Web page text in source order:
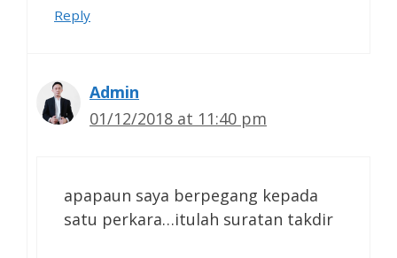
Reply
Admin
01/12/2018 at 11:40 pm
apapaun saya berpegang kepada
satu perkara…itulah suratan takdir